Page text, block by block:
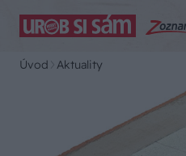
Úvod Aktuality